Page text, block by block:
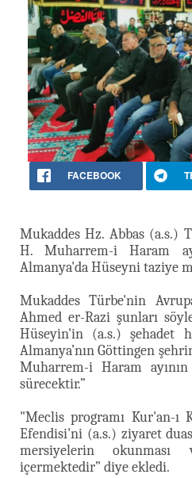
FACEBOOK
Mukaddes Hz. Abbas (a.s.)
H. Muharrem-i Haram
Almanya'da Hüseyni taziye
Mukaddes Türbe'nin
Ahmed er-Razi şunları
Hüseyin'in (a.s.) şehadet
Almanya’nın Göttingen
Muharrem-i Haram
sürecektir.”
"Meclis programı Kur'an-ı
Efendisi'ni (a.s.) ziyaret
mersiyelerin okunması
içermektedir” diye ekledi.